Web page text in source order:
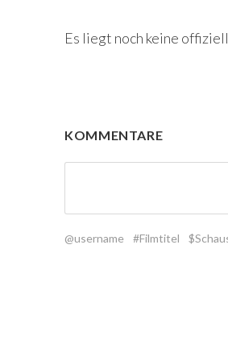
Es liegt noch keine
KOMMENTARE
@username #Filmtitel